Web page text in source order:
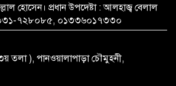
হোসেন। প্রধান উপদেষ্টা : আলহাজ্ব বেলাল
৭২৮০৮৫, ০১৩৩৬০১৭৩৩০
তলা ), পানওয়ালাপাড়া চৌমুহনী,